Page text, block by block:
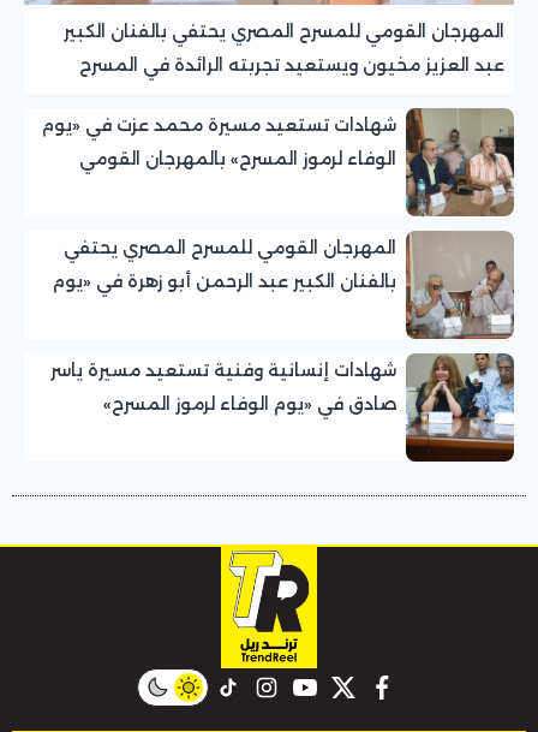
المهرجان القومي للمسرح المصري يحتفي بالفنان الكبير
عبد العزيز مخيون ويستعيد تجربته الرائدة في المسرح
شهادات تستعيد مسيرة محمد عزت في «يوم
الوفاء لرموز المسرح» بالمهرجان القومي
المهرجان القومي للمسرح المصري يحتفي
بالفنان الكبير عبد الرحمن أبو زهرة في «يوم
شهادات إنسانية وفنية تستعيد مسيرة ياسر
صادق في «يوم الوفاء لرموز المسرح»
facebook
twitter
youtube
instagram
tiktok